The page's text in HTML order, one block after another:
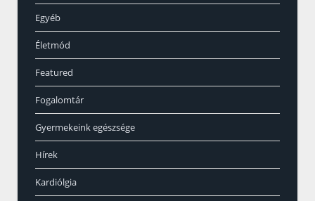
Egyéb
Életmód
Featured
Fogalomtár
Gyermekeink egészsége
Hírek
Kardiólgia